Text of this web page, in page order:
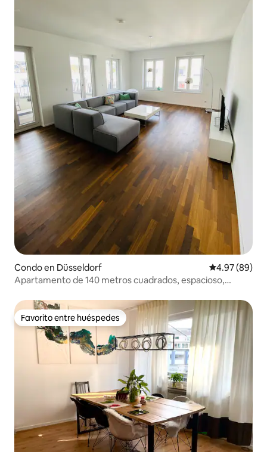
Condo en Düsseldorf Calificación
4.97 (89)
Apartamento de 140 metros cuadrados, espacioso,
Favorito entre huéspedes
Favorito entre huéspedes